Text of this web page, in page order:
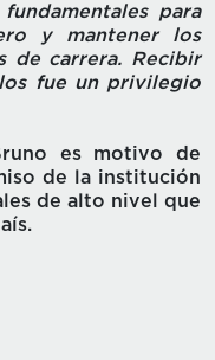
para
y mantener los
de carrera. Recibir
fue un privilegio
es motivo de
de la institución
de alto nivel que